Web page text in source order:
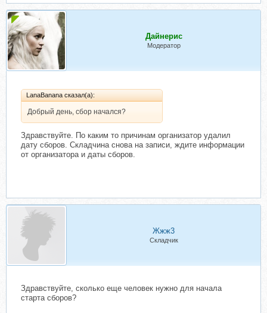
Дайнерис
Модератор
LanaBanana сказал(а):
Добрый день, сбор начался?
Здравствуйте. По каким то причинам организатор удалил
дату сборов. Складчина снова на записи, ждите информации
от организатора и даты сборов.
Жжж3
Складчик
Здравствуйте, сколько еще человек нужно для начала
старта сборов?